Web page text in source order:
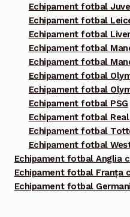
Echipament fotbal
Echipament fotbal
Echipament fotbal
Echipament fotbal
Echipament fotbal
Echipament fotbal
Echipament fotbal
Echipament fotbal PSG
Echipament fotbal
Echipament fotbal
Echipament fotbal
Echipament fotbal Anglia
Echipament fotbal Franța
Echipament fotbal